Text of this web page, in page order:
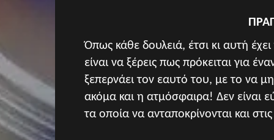
Όπως κάθε δουλειά, έτσι κι αυτή
είναι να ξέρεις πως πρόκειται για
ξεπερνάει τον εαυτό του, με το να
ακόμα και η ατμόσφαιρα! Δεν είναι
τα οποία να ανταποκρίνονται και